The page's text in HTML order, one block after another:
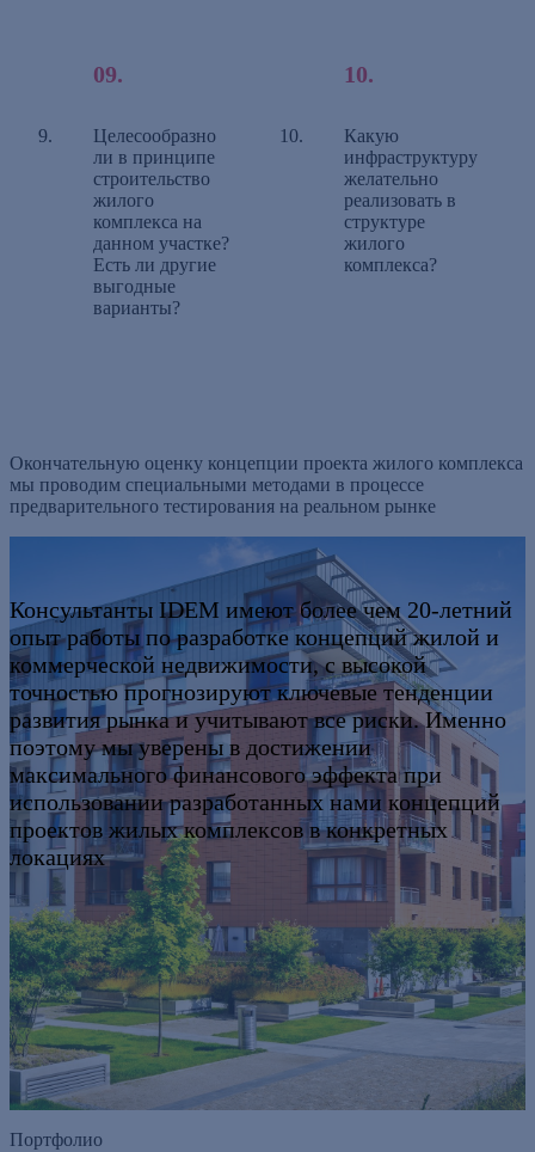
Целесообразно
ли в принципе
строительство
жилого
комплекса на
данном участке?
Есть ли другие
выгодные
варианты?
Какую
инфраструктуру
желательно
реализовать в
структуре
жилого
комплекса?
Окончательную оценку концепции проекта жилого комплекса
мы проводим специальными методами в процессе
предварительного тестирования на реальном рынке
Консультанты IDEM имеют более чем 20-летний
опыт работы по разработке концепций жилой и
коммерческой недвижимости, с высокой
точностью прогнозируют ключевые тенденции
развития рынка и учитывают все риски. Именно
поэтому мы уверены в достижении
максимального финансового эффекта при
использовании разработанных нами концепций
проектов жилых комплексов в конкретных
локациях
Портфолио